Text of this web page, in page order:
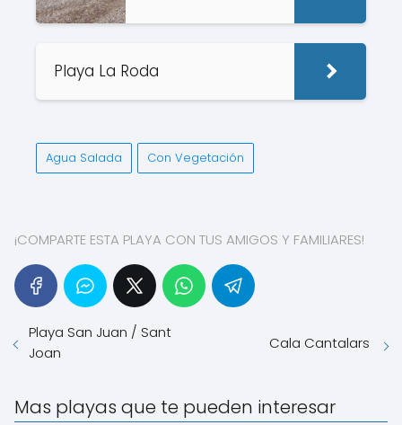
Playa La Roda
Agua Salada Con Vegetación
¡COMPARTE ESTA PLAYA CON TUS AMIGOS Y FAMILIARES!
Playa San Juan / Sant
Joan
Cala Cantalars
Mas playas que te pueden interesar